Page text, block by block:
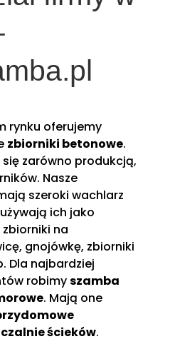
rynku oferujemy
zbiorniki betonowe.
zarówno produkcją,
Nasze
szeroki wachlarz
ich jako
zbiorniki na
gnojówkę, zbiorniki
Dla najbardziej
robimyszamba
. Mają one
ścieków.